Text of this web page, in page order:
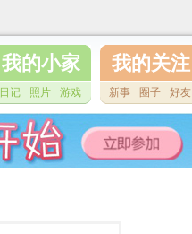
我的小家
日记 照片 游戏
我的关注
新事 圈子 好友